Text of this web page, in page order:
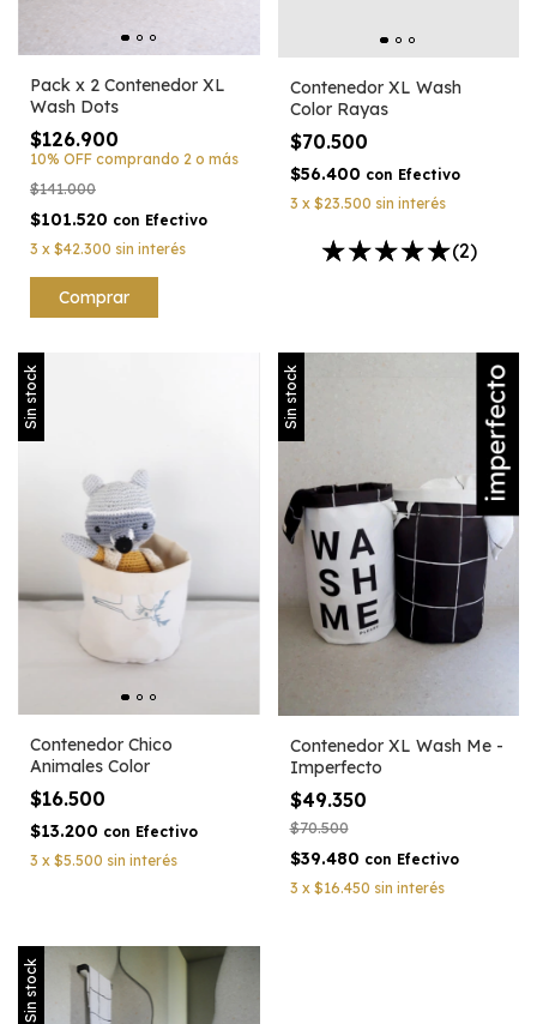
Pack x 2 Contenedor XL
Wash Dots
$126.900
10% OFF comprando 2 o más
$141.000
$101.520 con Efectivo
3 x $42.300 sin interés
Contenedor XL Wash
Color Rayas
$70.500
$56.400 con Efectivo
3 x $23.500 sin interés
(2)
Sin stock
Contenedor Chico
Animales Color
$16.500
$13.200 con Efectivo
3 x $5.500 sin interés
Sin stock
Contenedor XL Wash Me -
Imperfecto
$49.350
$70.500
$39.480 con Efectivo
3 x $16.450 sin interés
Sin stock